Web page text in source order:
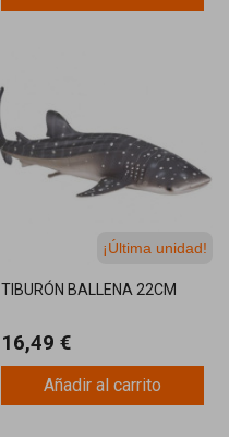
¡Última unidad!
TIBURÓN BALLENA 22CM
16,49 €
Añadir al carrito